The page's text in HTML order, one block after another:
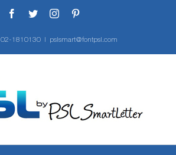
Facebook
TwitterInstagram
02-1810130 | pslsmart@fontpsl.com